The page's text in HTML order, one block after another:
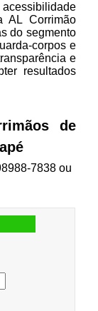
AL Corrimão
do segmento
corpos e
e
resultados
de
7838ou